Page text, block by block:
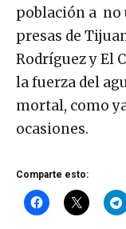
población a no
presas de
Rodríguez y El
la fuerza del
mortal, como
ocasiones.
Comparte esto: